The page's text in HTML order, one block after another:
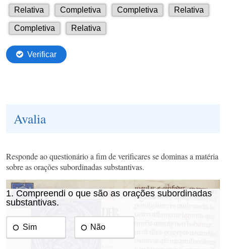
Avalia
Responde ao questionário a fim de verificares se dominas a matéria
sobre as orações subordinadas substantivas.